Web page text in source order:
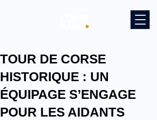
TOUR DE CORSE
HISTORIQUE : UN
ÉQUIPAGE S’ENGAGE
POUR LES AIDANTS